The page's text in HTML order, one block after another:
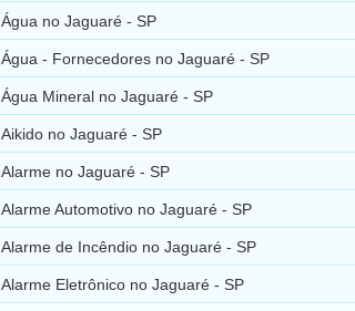
Água no Jaguaré - SP
Água - Fornecedores no Jaguaré - SP
Água Mineral no Jaguaré - SP
Aikido no Jaguaré - SP
Alarme no Jaguaré - SP
Alarme Automotivo no Jaguaré - SP
Alarme de Incêndio no Jaguaré - SP
Alarme Eletrônico no Jaguaré - SP